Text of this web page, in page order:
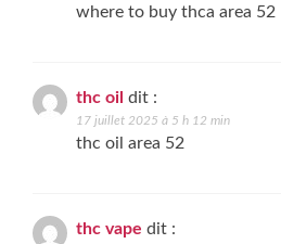
where to buy thca area 52
thc oil dit :
17 juillet 2025 à 5 h 12 min
thc oil area 52
thc vape dit :